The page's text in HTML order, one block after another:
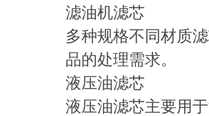
滤油机滤芯
多种规格不同材质
品的处理需求。
液压油滤芯
液压油滤芯主要用